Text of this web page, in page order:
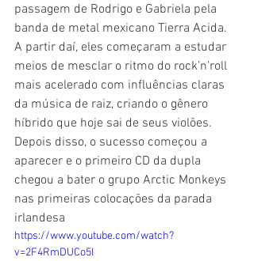
passagem de Rodrigo e Gabriela pela
banda de metal mexicano Tierra Acida.
A partir daí, eles começaram a estudar
meios de mesclar o ritmo do rock’n’roll
mais acelerado com influências claras
da música de raiz, criando o gênero
híbrido que hoje sai de seus violões.
Depois disso, o sucesso começou a
aparecer e o primeiro CD da dupla
chegou a bater o grupo Arctic Monkeys
nas primeiras colocações da parada
irlandesa
https://www.youtube.com/watch?
v=2F4RmDUCo5I